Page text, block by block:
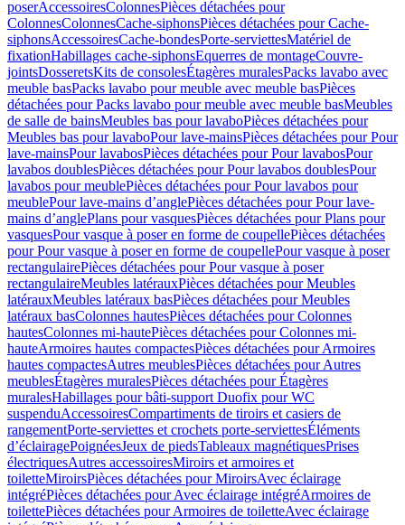
poserAccessoiresColonnesPièces détachées pour
ColonnesColonnesCache-siphonsPièces détachées pour Cache-
siphonsAccessoiresCache-bondesPorte-serviettesMatériel de
fixationHabillages cache-siphonsEquerres de montageCouvre-
jointsDosseretsKits de consolesÉtagères muralesPacks lavabo avec
meuble basPacks lavabo pour meuble avec meuble basPièces
détachées pour Packs lavabo pour meuble avec meuble basMeubles
de salle de bainsMeubles bas pour lavaboPièces détachées pour
Meubles bas pour lavaboPour lave-mainsPièces détachées pour Pour
lave-mainsPour lavabosPièces détachées pour Pour lavabosPour
lavabos doublesPièces détachées pour Pour lavabos doublesPour
lavabos pour meublePièces détachées pour Pour lavabos pour
meublePour lave-mains d’anglePièces détachées pour Pour lave-
mains d’anglePlans pour vasquesPièces détachées pour Plans pour
vasquesPour vasque à poser en forme de coupellePièces détachées
pour Pour vasque à poser en forme de coupellePour vasque à poser
rectangulairePièces détachées pour Pour vasque à poser
rectangulaireMeubles latérauxPièces détachées pour Meubles
latérauxMeubles latéraux basPièces détachées pour Meubles
latéraux basColonnes hautesPièces détachées pour Colonnes
hautesColonnes mi-hautePièces détachées pour Colonnes mi-
hauteArmoires hautes compactesPièces détachées pour Armoires
hautes compactesAutres meublesPièces détachées pour Autres
meublesÉtagères muralesPièces détachées pour Étagères
muralesHabillages pour bâti-support Duofix pour WC
suspenduAccessoiresCompartiments de tiroirs et casiers de
rangementPorte-serviettes et crochets porte-serviettesÉléments
d’éclairagePoignéesJeux de piedsTableaux magnétiquesPrises
électriquesAutres accessoiresMiroirs et armoires et
toiletteMiroirsPièces détachées pour MiroirsAvec éclairage
intégréPièces détachées pour Avec éclairage intégréArmoires de
toilettePièces détachées pour Armoires de toiletteAvec éclairage